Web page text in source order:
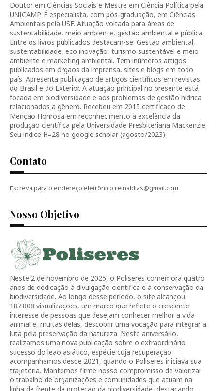
Doutor em Ciências Sociais e Mestre em Ciência Política pela
UNICAMP. É especialista, com pós-graduação, em Ciências
Ambientais pela USF. Atuação voltada para áreas de
sustentabilidade, meio ambiente, gestão ambiental e pública.
Entre os livros publicados destacam-se: Gestão ambiental,
sustentabilidade, eco inovação, turismo sustentável e meio
ambiente e marketing ambiental. Tem inúmeros artigos
publicados em órgãos da imprensa, sites e blogs em todo
país. Apresenta publicação de artigos científicos em revistas
do Brasil e do Exterior. A atuação principal no presente está
focada em biodiversidade e aos problemas de gestão hídrica
relacionados a gênero. Recebeu em 2015 certificado de
Menção Honrosa em reconhecimento à excelência da
produção científica pela Universidade Presbiteriana Mackenzie.
Seu índice H=28 no google scholar (agosto/2023)
Contato
Escreva para o endereço eletrônico reinaldias@gmail.com
Nosso Objetivo
Neste 2 de novembro de 2025, o Poliseres comemora quatro
anos de dedicação à divulgação científica e à conservação da
biodiversidade. Ao longo desse período, o site alcançou
187.808 visualizações, um marco que reflete o crescente
interesse de pessoas que desejam conhecer melhor a vida
animal e, muitas delas, descobrir uma vocação para integrar a
luta pela preservação da natureza. Neste aniversário,
realizamos uma nova publicação sobre o extraordinário
sucesso do leão asiático, espécie cuja recuperação
acompanhamos desde 2021, quando o Poliseres iniciava sua
trajetória. Mantemos firme nosso compromisso de valorizar
o trabalho de organizações e comunidades que atuam na
linha de frente da proteção da biodiversidade, destacando